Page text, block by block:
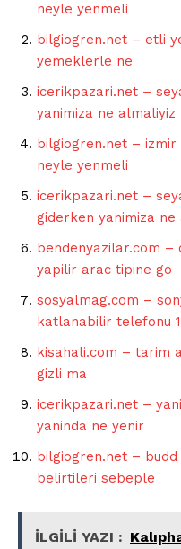
neyle yenmeli
bilgiogren.net – etli
yemeklerle ne
icerikpazari.net –
yanimiza ne almaliyiz
bilgiogren.net –
neyle yenmeli
icerikpazari.net –
giderken yanimiza ne
bendenyazilar.com
yapilir arac tipine go
sosyalmag.com –
katlanabilir telefonu
kisahali.com – tarim
gizli ma
icerikpazari.net –
yaninda ne yenir
bilgiogren.net –
belirtileri sebeple
İLGİLİ YAZI :